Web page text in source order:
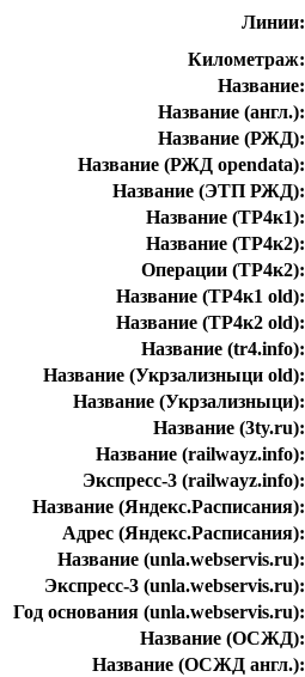
Линии:
Километраж:
Название:
Название (англ.):
Название (РЖД):
Название (РЖД opendata):
Название (ЭТП РЖД):
Название (ТР4к1):
Название (ТР4к2):
Операции (ТР4к2):
Название (ТР4к1 old):
Название (ТР4к2 old):
Название (tr4.info):
Название (Укрзализныци old):
Название (Укрзализныци):
Название (3ty.ru):
Название (railwayz.info):
Экспресс-3 (railwayz.info):
Название (Яндекс.Расписания):
Адрес (Яндекс.Расписания):
Название (unla.webservis.ru):
Экспресс-3 (unla.webservis.ru):
Год основания (unla.webservis.ru):
Название (ОСЖД):
Название (ОСЖД англ.):